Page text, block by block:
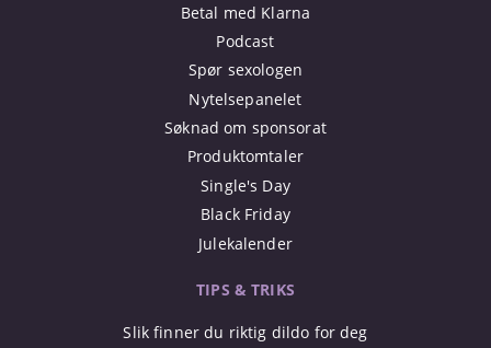
Betal med Klarna
Podcast
Spør sexologen
Nytelsepanelet
Søknad om sponsorat
Produktomtaler
Single's Day
Black Friday
Julekalender
TIPS & TRIKS
Slik finner du riktig dildo for deg